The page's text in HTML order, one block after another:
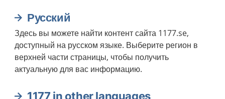
Русский
Здесь вы можете найти контент сайта 1177.se,
доступный на русском языке. Выберите регион в
верхней части страницы, чтобы получить
актуальную для вас информацию.
1177 in other languages